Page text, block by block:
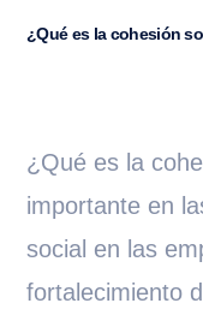
¿Qué es la cohesión
¿Qué es la
importante en
social en las
fortalecimiento